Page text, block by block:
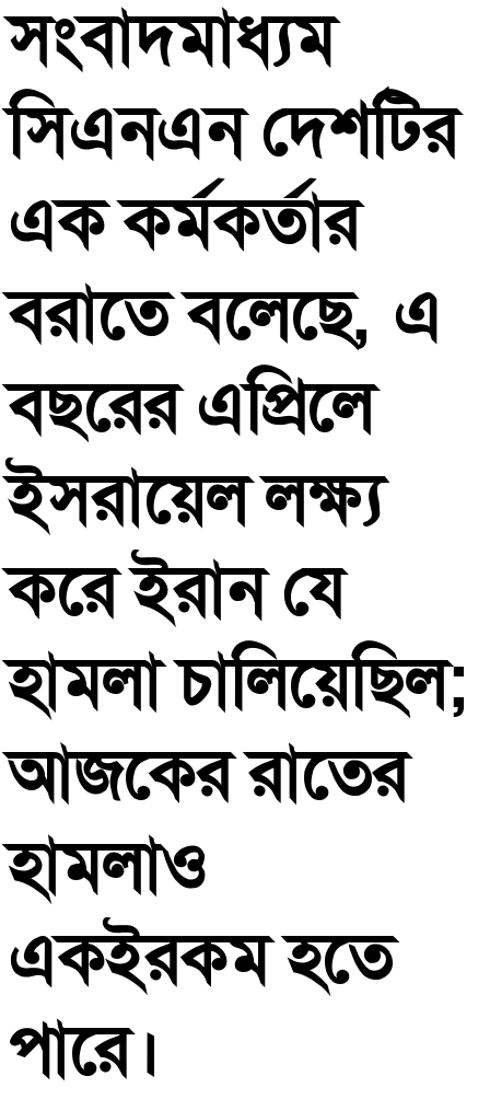
সংবাদমাধ্যম
সিএনএন দেশটির
এককর্মকর্তার
বরাতেবলেছে, এ
বছরের এপ্রিলে
ইসরায়েললক্ষ্য
করেইরান যে
হামলাচালিয়েছিল;
আজকেররাতের
হামলাও
একইরকমহতে
পারে।